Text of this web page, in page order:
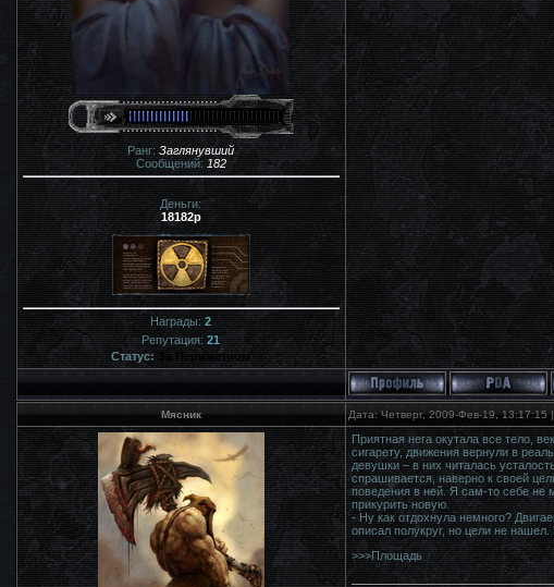
Ранг: Заглянувший
Сообщений: 182
Деньги:
18182р
Награды: 2
Репутация: 21
Статус: За Периметром
Мясник Дата: Четверг, 2009-Фев-19,
Приятная нега окутала все тело,
сигарету, движения вернули в
девушки – в них читалась
спрашивается, наверно к своей
поведения в ней. Я сам-то себе не
прикурить новую.
- Ну как отдохнула немного?
описал полукруг, но цели не
>>>Площадь